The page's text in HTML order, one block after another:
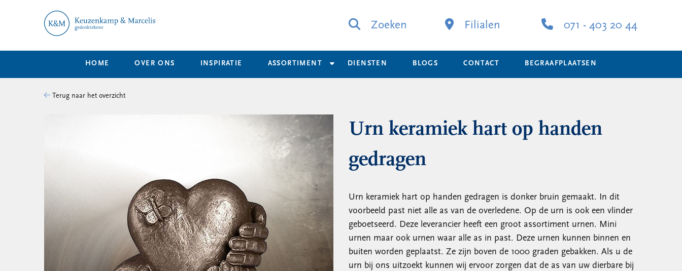
Zoeken Filialen 071 - 403 20 44
HOME OVER ONS INSPIRATIE ASSORTIMENT DIENSTEN BLOGS CONTACT BEGRAAFPLAATSEN
Terug naar het overzicht
Urn keramiek hart op handen
gedragen
Urn keramiek hart op handen gedragen is donker bruin gemaakt. In dit
voorbeeld past niet alle as van de overledene. Op de urn is ook een vlinder
geboetseerd. Deze leverancier heeft een groot assortiment urnen. Mini
urnen maar ook urnen waar alle as in past. Deze urnen kunnen binnen en
buiten worden geplaatst. Ze zijn boven de 1000 graden gebakken. Als u de
urn bij ons uitzoekt kunnen wij ervoor zorgen dat de as van uw dierbare bij